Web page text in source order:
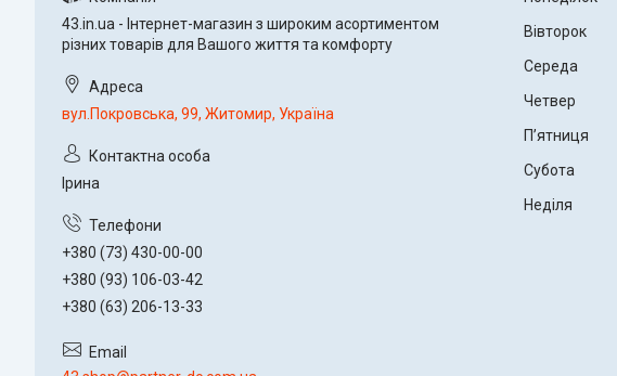
43.in.ua - Інтернет-магазин з широким асортиментом
різних товарів для Вашого життя та комфорту
вул.Покровська, 99, Житомир, Україна
Ірина
+380 (73) 430-00-00
+380 (93) 106-03-42
+380 (63) 206-13-33
Вівторок
Середа
Четвер
Пʼятниця
Субота
Неділя